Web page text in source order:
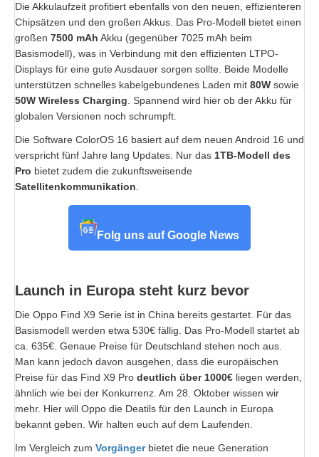
Die Akkulaufzeit profitiert ebenfalls von den neuen, effizienteren
Chipsätzen und den großen Akkus. Das Pro-Modell bietet einen
großen 7500 mAh Akku (gegenüber 7025 mAh beim
Basismodell), was in Verbindung mit den effizienten LTPO-
Displays für eine gute Ausdauer sorgen sollte. Beide Modelle
unterstützen schnelles kabelgebundenes Laden mit 80W sowie
50W Wireless Charging. Spannend wird hier ob der Akku für
globalen Versionen noch schrumpft.
Die Software ColorOS 16 basiert auf dem neuen Android 16 und
verspricht fünf Jahre lang Updates. Nur das 1TB-Modell des
Pro bietet zudem die zukunftsweisende
Satellitenkommunikation.
Folg uns auf Google News
Launch in Europa steht kurz bevor
Die Oppo Find X9 Serie ist in China bereits gestartet. Für das
Basismodell werden etwa 530€ fällig. Das Pro-Modell startet ab
ca. 635€. Genaue Preise für Deutschland stehen noch aus.
Man kann jedoch davon ausgehen, dass die europäischen
Preise für das Find X9 Pro deutlich über 1000€ liegen werden,
ähnlich wie bei der Konkurrenz. Am 28. Oktober wissen wir
mehr. Hier will Oppo die Deatils für den Launch in Europa
bekannt geben. Wir halten euch auf dem Laufenden.
Im Vergleich zum Vorgänger bietet die neue Generation